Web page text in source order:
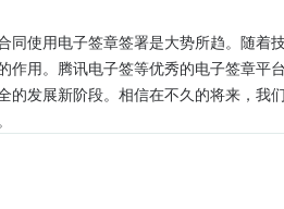
同使用电子签章签署是大势所趋。随着
作用。腾讯电子签等优秀的电子签章平
的发展新阶段。相信在不久的将来，我